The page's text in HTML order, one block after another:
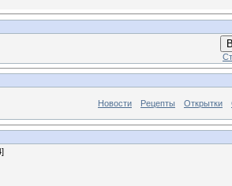
Новости Рецепты Открытки